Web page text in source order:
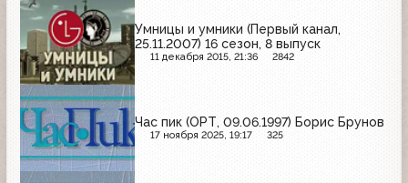
Умницы и умники (Первый канал,
25.11.2007) 16 сезон, 8 выпуск
11 декабря 2015, 21:36 2842
Час пик (ОРТ, 09.06.1997) Борис Брунов
17 ноября 2025, 19:17 325